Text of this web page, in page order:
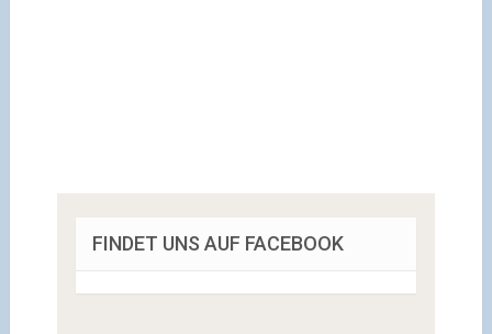
FINDET UNS AUF FACEBOOK